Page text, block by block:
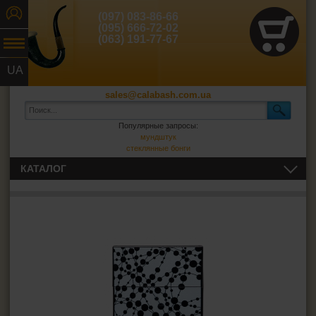
UA
(097) 083-86-66
(095) 666-72-02
(063) 191-77-67
sales@calabash.com.ua
Популярные запросы:
мундштук
стеклянные бонги
КАТАЛОГ
ВСЁ ДЛЯ СИГАРЕТ И САМОКРУТОК
Фильтры для самокруток